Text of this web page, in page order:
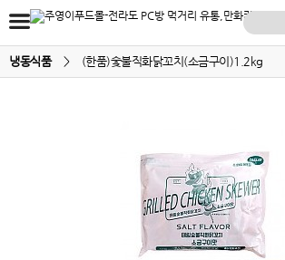
냉동식품 > (한품)숯불직화닭꼬치(소금구이)1.2kg